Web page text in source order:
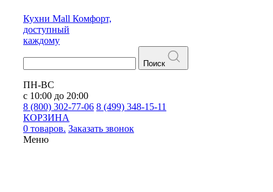
Кухни Mall Комфорт,
доступный
каждому
Поиск
ПН-ВС
с 10:00 до 20:00
8 (800) 302-77-06 8 (499) 348-15-11
КОРЗИНА
0 товаров. Заказать звонок
Меню